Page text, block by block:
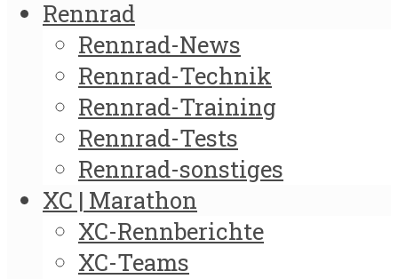
Rennrad
Rennrad-News
Rennrad-Technik
Rennrad-Training
Rennrad-Tests
Rennrad-sonstiges
XC | Marathon
XC-Rennberichte
XC-Teams